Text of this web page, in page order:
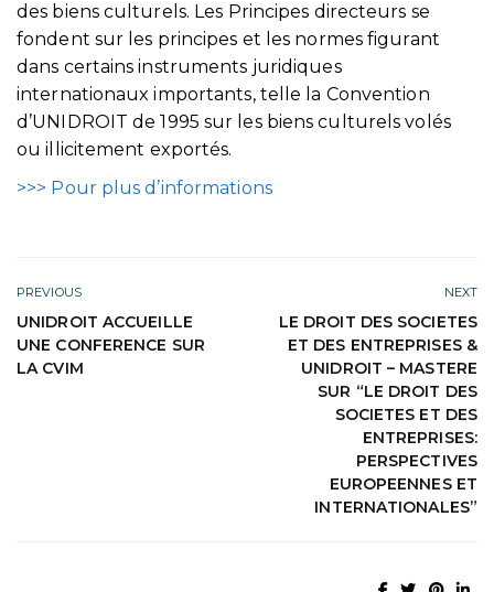
des biens culturels. Les Principes directeurs se
fondent sur les principes et les normes figurant
dans certains instruments juridiques
internationaux importants, telle la Convention
d’UNIDROIT de 1995 sur les biens culturels volés
ou illicitement exportés.
>>> Pour plus d’informations
PREVIOUS
UNIDROIT ACCUEILLE
UNE CONFERENCE SUR
LA CVIM
NEXT
LE DROIT DES SOCIETES
ET DES ENTREPRISES &
UNIDROIT – MASTERE
SUR “LE DROIT DES
SOCIETES ET DES
ENTREPRISES:
PERSPECTIVES
EUROPEENNES ET
INTERNATIONALES”